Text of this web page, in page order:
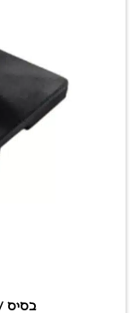
בסיס